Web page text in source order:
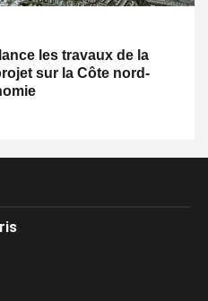
les travaux de la
sur la Côte nord-